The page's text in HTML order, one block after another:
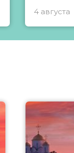
4 августа